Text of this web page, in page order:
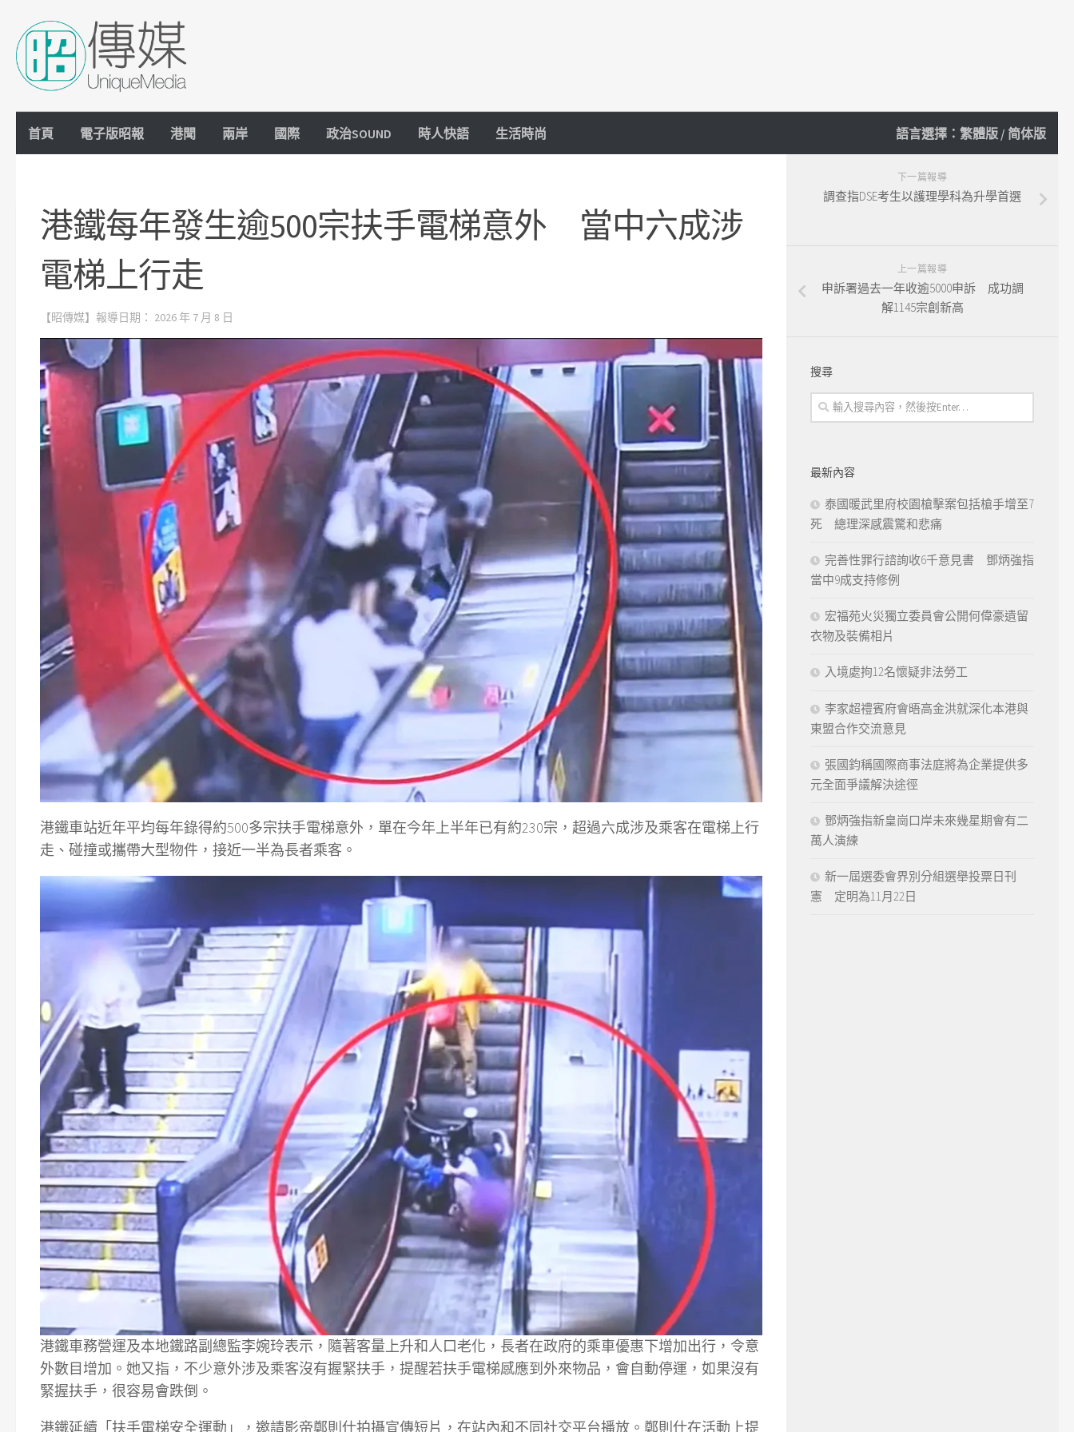
Skip to content
首頁 電子版昭報 港聞 兩岸 國際 政治SOUND 時人快語 生活時尚 語言選擇： 繁體版 / 简体版
港鐵每年發生逾500宗扶手電梯意外 當中六成涉
電梯上行走
【昭傳媒】報導日期： 2026 年 7 月 8 日
港鐵車站近年平均每年錄得約500多宗扶手電梯意外，單在今年上半年已有約230宗，超過六成涉及乘客在電梯上行
走、碰撞或攜帶大型物件，接近一半為長者乘客。
港鐵車務營運及本地鐵路副總監李婉玲表示，隨著客量上升和人口老化，長者在政府的乘車優惠下增加出行，令意
外數目增加。她又指，不少意外涉及乘客沒有握緊扶手，提醒若扶手電梯感應到外來物品，會自動停運，如果沒有
緊握扶手，很容易會跌倒。
港鐵延續「扶手電梯安全運動」，邀請影帝鄭則仕拍攝宣傳短片，在站內和不同社交平台播放。鄭則仕在活動上提
下一篇報導
調查指DSE考生以護理學科為升學首選
上一篇報導
申訴署過去一年收逾5000申訴 成功調
解1145宗創新高
搜尋
最新內容
泰國暖武里府校園槍擊案包括槍手增至7
死 總理深感震驚和悲痛
完善性罪行諮詢收6千意見書 鄧炳強指
當中9成支持修例
宏福苑火災獨立委員會公開何偉豪遺留
衣物及裝備相片
入境處拘12名懷疑非法勞工
李家超禮賓府會晤高金洪就深化本港與
東盟合作交流意見
張國鈞稱國際商事法庭將為企業提供多
元全面爭議解決途徑
鄧炳強指新皇崗口岸未來幾星期會有二
萬人演練
新一屆選委會界別分組選舉投票日刊
憲 定明為11月22日